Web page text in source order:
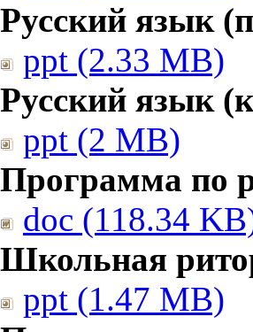
Русский язык
ppt (2.33 MB)
Русский язык
ppt (2 MB)
Программа по
doc (118.34
Школьная
ppt (1.47 MB)